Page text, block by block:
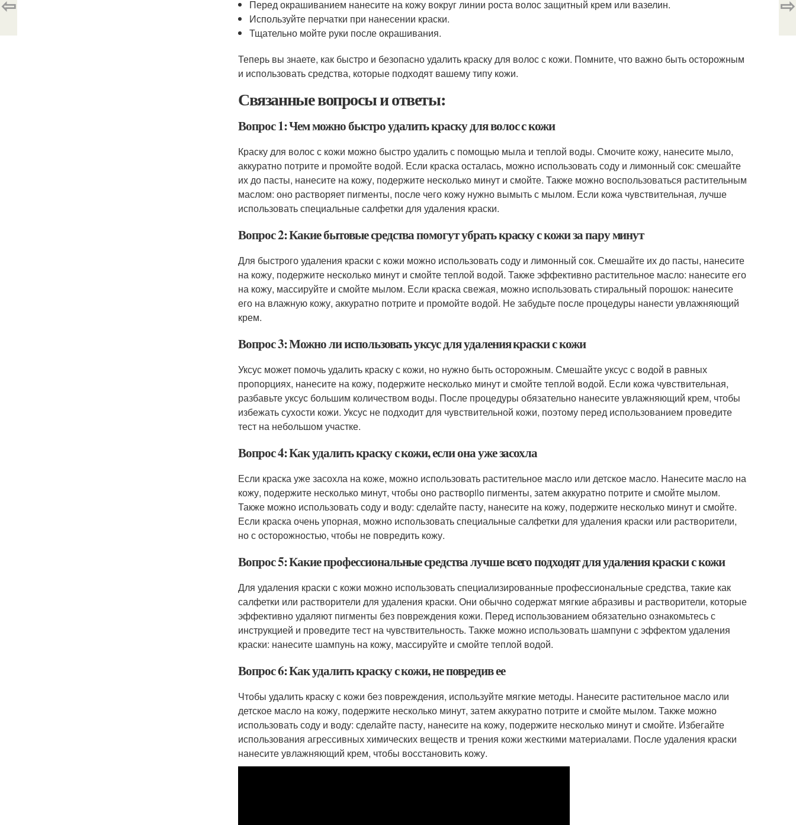
Перед окрашиванием нанесите на кожу вокруг линии роста волос защитный крем или вазелин.
Используйте перчатки при нанесении краски.
Тщательно мойте руки после окрашивания.
Теперь вы знаете, как быстро и безопасно удалить краску для волос с кожи. Помните, что важно быть осторожным
и использовать средства, которые подходят вашему типу кожи.
Связанные вопросы и ответы:
Вопрос 1: Чем можно быстро удалить краску для волос с кожи
Краску для волос с кожи можно быстро удалить с помощью мыла и теплой воды. Смочите кожу, нанесите мыло,
аккуратно потрите и промойте водой. Если краска осталась, можно использовать соду и лимонный сок: смешайте
их до пасты, нанесите на кожу, подержите несколько минут и смойте. Также можно воспользоваться растительным
маслом: оно растворяет пигменты, после чего кожу нужно вымыть с мылом. Если кожа чувствительная, лучше
использовать специальные салфетки для удаления краски.
Вопрос 2: Какие бытовые средства помогут убрать краску с кожи за пару минут
Для быстрого удаления краски с кожи можно использовать соду и лимонный сок. Смешайте их до пасты, нанесите
на кожу, подержите несколько минут и смойте теплой водой. Также эффективно растительное масло: нанесите его
на кожу, массируйте и смойте мылом. Если краска свежая, можно использовать стиральный порошок: нанесите
его на влажную кожу, аккуратно потрите и промойте водой. Не забудьте после процедуры нанести увлажняющий
крем.
Вопрос 3: Можно ли использовать уксус для удаления краски с кожи
Уксус может помочь удалить краску с кожи, но нужно быть осторожным. Смешайте уксус с водой в равных
пропорциях, нанесите на кожу, подержите несколько минут и смойте теплой водой. Если кожа чувствительная,
разбавьте уксус большим количеством воды. После процедуры обязательно нанесите увлажняющий крем, чтобы
избежать сухости кожи. Уксус не подходит для чувствительной кожи, поэтому перед использованием проведите
тест на небольшом участке.
Вопрос 4: Как удалить краску с кожи, если она уже засохла
Если краска уже засохла на коже, можно использовать растительное масло или детское масло. Нанесите масло на
кожу, подержите несколько минут, чтобы оно растворilo пигменты, затем аккуратно потрите и смойте мылом.
Также можно использовать соду и воду: сделайте пасту, нанесите на кожу, подержите несколько минут и смойте.
Если краска очень упорная, можно использовать специальные салфетки для удаления краски или растворители,
но с осторожностью, чтобы не повредить кожу.
Вопрос 5: Какие профессиональные средства лучше всего подходят для удаления краски с кожи
Для удаления краски с кожи можно использовать специализированные профессиональные средства, такие как
салфетки или растворители для удаления краски. Они обычно содержат мягкие абразивы и растворители, которые
эффективно удаляют пигменты без повреждения кожи. Перед использованием обязательно ознакомьтесь с
инструкцией и проведите тест на чувствительность. Также можно использовать шампуни с эффектом удаления
краски: нанесите шампунь на кожу, массируйте и смойте теплой водой.
Вопрос 6: Как удалить краску с кожи, не повредив ее
Чтобы удалить краску с кожи без повреждения, используйте мягкие методы. Нанесите растительное масло или
детское масло на кожу, подержите несколько минут, затем аккуратно потрите и смойте мылом. Также можно
использовать соду и воду: сделайте пасту, нанесите на кожу, подержите несколько минут и смойте. Избегайте
использования агрессивных химических веществ и трения кожи жесткими материалами. После удаления краски
нанесите увлажняющий крем, чтобы восстановить кожу.